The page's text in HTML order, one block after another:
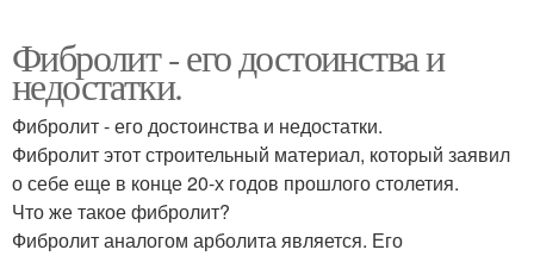
Фибролит - его достоинства и
недостатки.
Фибролит - его достоинства и недостатки.
Фибролит этот строительный материал, который заявил
о себе еще в конце 20-х годов прошлого столетия.
Что же такое фибролит?
Фибролит аналогом арболита является. Его